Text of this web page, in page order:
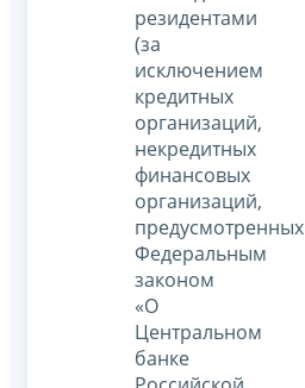
резидентами
(за
исключением
кредитных
организаций,
некредитных
финансовых
организаций,
предусмотренных
Федеральным
законом
«О
Центральном
банке